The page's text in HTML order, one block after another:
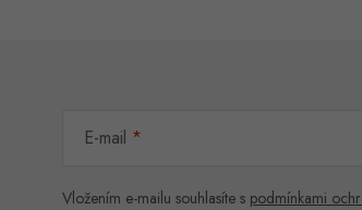
E-mail
Vložením e-mailu souhlasíte s podmínkami